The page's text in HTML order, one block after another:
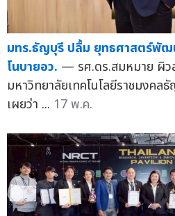
มทร.ธัญบุรี ปลื้ม ยุทธศาสตร์พัฒ
โนบายอว. — รศ.ดร.สมหมาย ผิว
มหาวิทยาลัยเทคโนโลยีราชมงค
เผยว่า ... 17 พ.ค.